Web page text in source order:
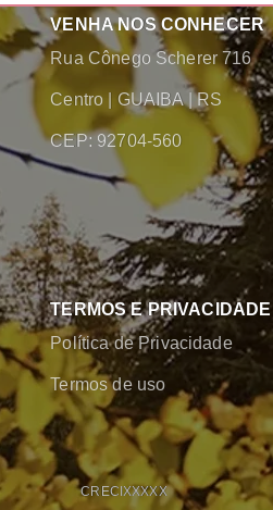
VENHA NOS CONHECER
Rua Cônego Scherer 716
Centro GUAIBA |RS
CEP: 92704-560
TERMOS E PRIVACIDADE
Política de Privacidade
Termos de uso
CRECI XXXXX